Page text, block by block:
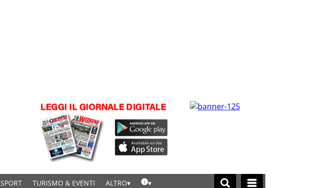
SPORT TURISMO & EVENTI ALTRO